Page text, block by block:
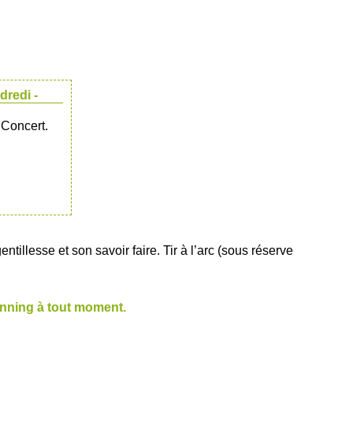
-
et son savoir faire. Tir à l’arc (sous réserve
à tout moment.